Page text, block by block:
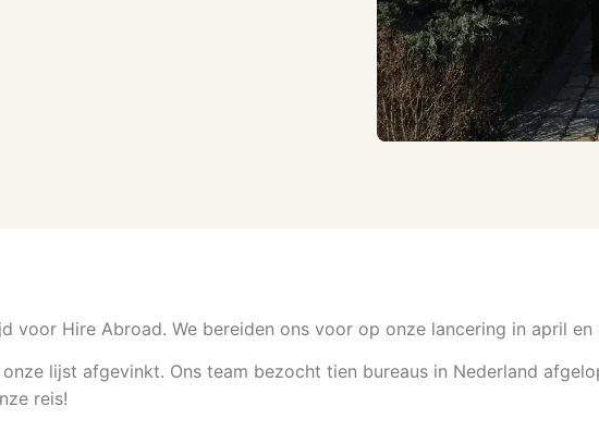
voor Hire Abroad. We bereiden ons voor op onze lancering in april
lijst afgevinkt. Ons team bezocht tien bureaus in Nederland
reis!